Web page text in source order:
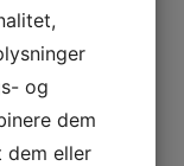
danske
er vi en
skal have
og
dem
dem eller